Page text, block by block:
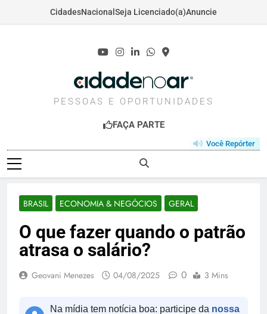
CidadesNacional Seja Licenciado(a)Anuncie
CIDADENOAR.COM
PESSOAS E OPORTUNIDADES
FAÇA PARTE
Você Repórter
BRASIL ECONOMIA & NEGÓCIOS GERAL
O que fazer quando o patrão
atrasa o salário?
Geovani Menezes 04/08/2025 0 3 Mins
Na mídia tem notícia boa: participe da nossa